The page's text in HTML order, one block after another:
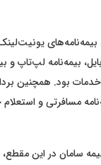
بیمه‌نامه لپ‌تاپ و
بود. همچنین
مسافرتی و
سامان در این